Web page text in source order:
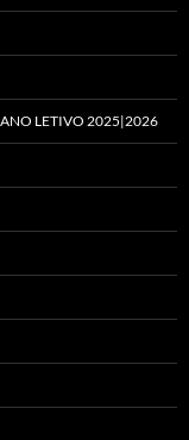
ANO LETIVO 2025|2026